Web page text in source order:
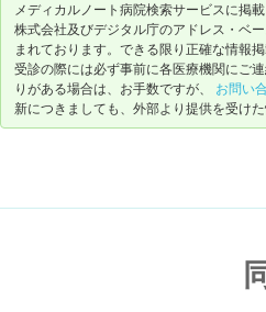
メディカルノート病院検索サービスに掲
株式会社及びデジタル庁のアドレス・ベ
まれております。できる限り正確な情報
受診の際には必ず事前に各医療機関にご
りがある場合は、お手数ですが、 お問い
新につきましても、外部より提供を受け